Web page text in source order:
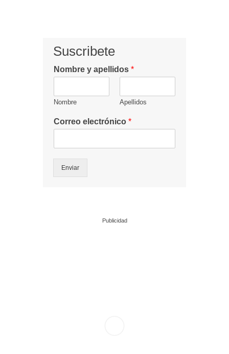
Suscribete
Nombre y apellidos *
Nombre Apellidos
Correo electrónico *
Enviar
Publicidad